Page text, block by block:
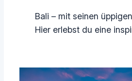
Bali – mit seinen
Hier erlebst du eine